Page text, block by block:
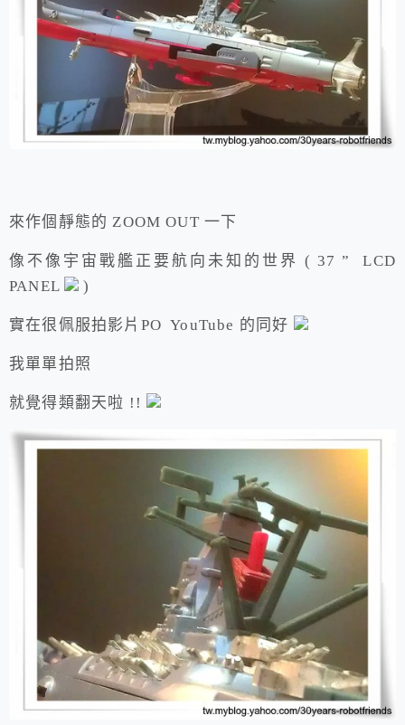
來作個靜態的 ZOOM OUT 一下
像不像宇宙戰艦正要航向未知的世界 ( 37 ” LCD
PANEL
)
實在很佩服拍影片PO YouTube 的同好
我單單拍照
就覺得類翻天啦 !!